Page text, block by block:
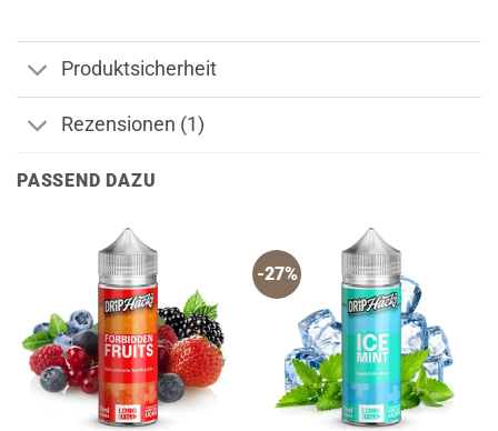
Produktsicherheit
Rezensionen (1)
PASSEND DAZU
-27%